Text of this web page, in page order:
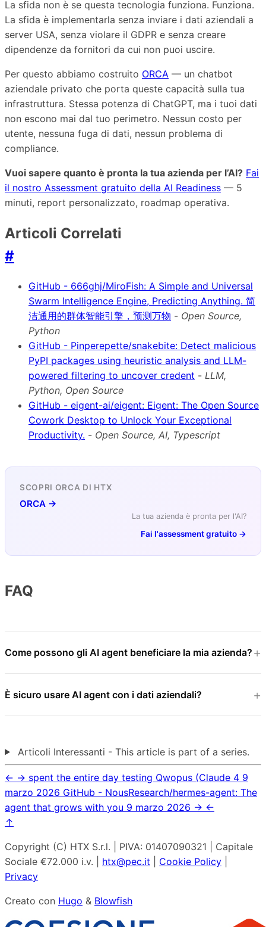
La sfida non è se questa tecnologia funziona. Funziona.
La sfida è implementarla senza inviare i dati aziendali a
server USA, senza violare il GDPR e senza creare
dipendenze da fornitori da cui non puoi uscire.
Per questo abbiamo costruito ORCA — un chatbot
aziendale privato che porta queste capacità sulla tua
infrastruttura. Stessa potenza di ChatGPT, ma i tuoi dati
non escono mai dal tuo perimetro. Nessun costo per
utente, nessuna fuga di dati, nessun problema di
compliance.
Vuoi sapere quanto è pronta la tua azienda per l’AI? Fai
il nostro Assessment gratuito della AI Readiness — 5
minuti, report personalizzato, roadmap operativa.
Articoli Correlati
#
GitHub - 666ghj/MiroFish: A Simple and Universal
Swarm Intelligence Engine, Predicting Anything. 简
洁通用的群体智能引擎，预测万物 - Open Source,
Python
GitHub - Pinperepette/snakebite: Detect malicious
PyPI packages using heuristic analysis and LLM-
powered filtering to uncover credent - LLM,
Python, Open Source
GitHub - eigent-ai/eigent: Eigent: The Open Source
Cowork Desktop to Unlock Your Exceptional
Productivity. - Open Source, AI, Typescript
SCOPRI ORCA DI HTX
ORCA →
La tua azienda è pronta per l'AI?
Fai l'assessment gratuito →
FAQ
Come possono gli AI agent beneficiare la mia azienda?
È sicuro usare AI agent con i dati aziendali?
Articoli Interessanti - This article is part of a series.
← → spent the entire day testing Qwopus (Claude 4 9
marzo 2026 GitHub - NousResearch/hermes-agent: The
agent that grows with you 9 marzo 2026 → ←
↑
Copyright (C) HTX S.r.l. | PIVA: 01407090321 | Capitale
Sociale €72.000 i.v. | htx@pec.it Cookie Policy
Privacy
Creato con Hugo & Blowfish